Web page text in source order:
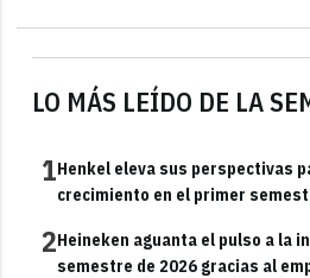
LO MÁS LEÍDO DE LA
1Henkel eleva sus perspectivas
crecimiento en el primer
2Heineken aguanta el pulso a la
semestre de 2026 gracias al